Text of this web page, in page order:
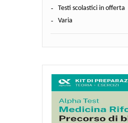
Testi scolastici in offerta
Varia